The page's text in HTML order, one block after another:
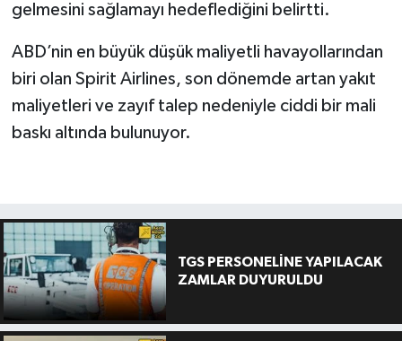
gelmesini sağlamayı hedeflediğini belirtti.
ABD’nin en büyük düşük maliyetli havayollarından
biri olan Spirit Airlines, son dönemde artan yakıt
maliyetleri ve zayıf talep nedeniyle ciddi bir mali
baskı altında bulunuyor.
TGS PERSONELİNE YAPILACAK
ZAMLAR DUYURULDU